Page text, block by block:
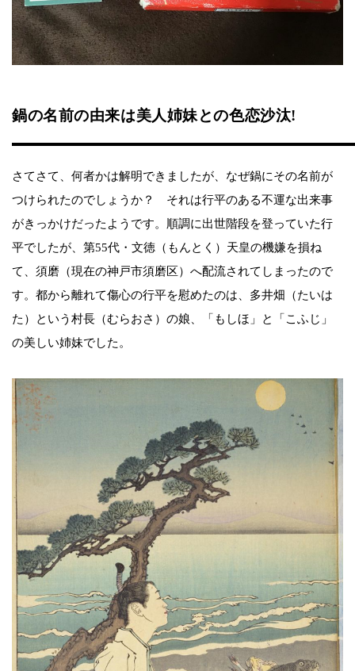
鍋の名前の由来は美人姉妹との色恋沙汰!
さてさて、何者かは解明できましたが、なぜ鍋にその名前が
つけられたのでしょうか？ それは行平のある不運な出来事
がきっかけだったようです。順調に出世階段を登っていた行
平でしたが、第55代・文徳（もんとく）天皇の機嫌を損ね
て、須磨（現在の神戸市須磨区）へ配流されてしまったので
す。都から離れて傷心の行平を慰めたのは、多井畑（たいは
た）という村長（むらおさ）の娘、「もしほ」と「こふじ」
の美しい姉妹でした。